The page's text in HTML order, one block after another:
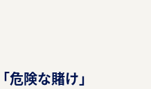
険な賭け」